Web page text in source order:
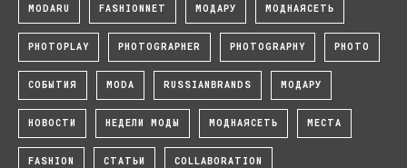
MODARU FASHIONNET МОДАРУ МОДНАЯСЕТЬ
PHOTOPLAY PHOTOGRAPHER PHOTOGRAPHY PHOTO
СОБЫТИЯ MODA RUSSIANBRANDS МОДАРУ
НОВОСТИ НЕДЕЛИ МОДЫ МОДНАЯСЕТЬ МЕСТА
FASHION СТАТЬИ COLLABORATION